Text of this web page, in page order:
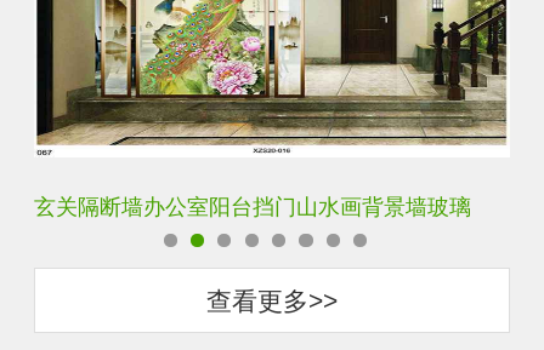
玄关隔断墙办公室阳台挡门山水画背景墙玻璃
查看更多>>